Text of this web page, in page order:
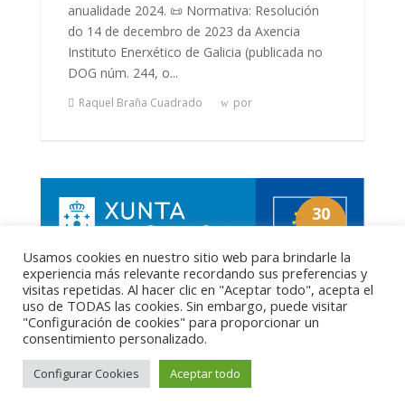
anualidade 2024. 📜 Normativa: Resolución
do 14 de decembro de 2023 da Axencia
Instituto Enerxético de Galicia (publicada no
DOG núm. 244, o...
Raquel Braña Cuadrado por
30
JUL
Usamos cookies en nuestro sitio web para brindarle la
experiencia más relevante recordando sus preferencias y
visitas repetidas. Al hacer clic en "Aceptar todo", acepta el
uso de TODAS las cookies. Sin embargo, puede visitar
"Configuración de cookies" para proporcionar un
consentimiento personalizado.
Configurar Cookies Aceptar todo